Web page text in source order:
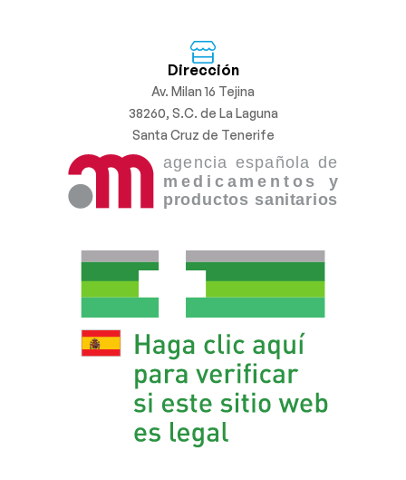
Dirección
Av. Milan 16 Tejina
38260, S.C. de La Laguna
Santa Cruz de Tenerife